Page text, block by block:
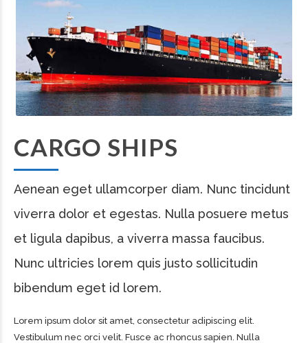
CARGO SHIPS
Aenean eget ullamcorper diam. Nunc tincidunt
viverra dolor et egestas. Nulla posuere metus
et ligula dapibus, a viverra massa faucibus.
Nunc ultricies lorem quis justo sollicitudin
bibendum eget id lorem.
Lorem ipsum dolor sit amet, consectetur adipiscing elit.
Vestibulum nec orci velit. Fusce ac rhoncus sapien. Nulla